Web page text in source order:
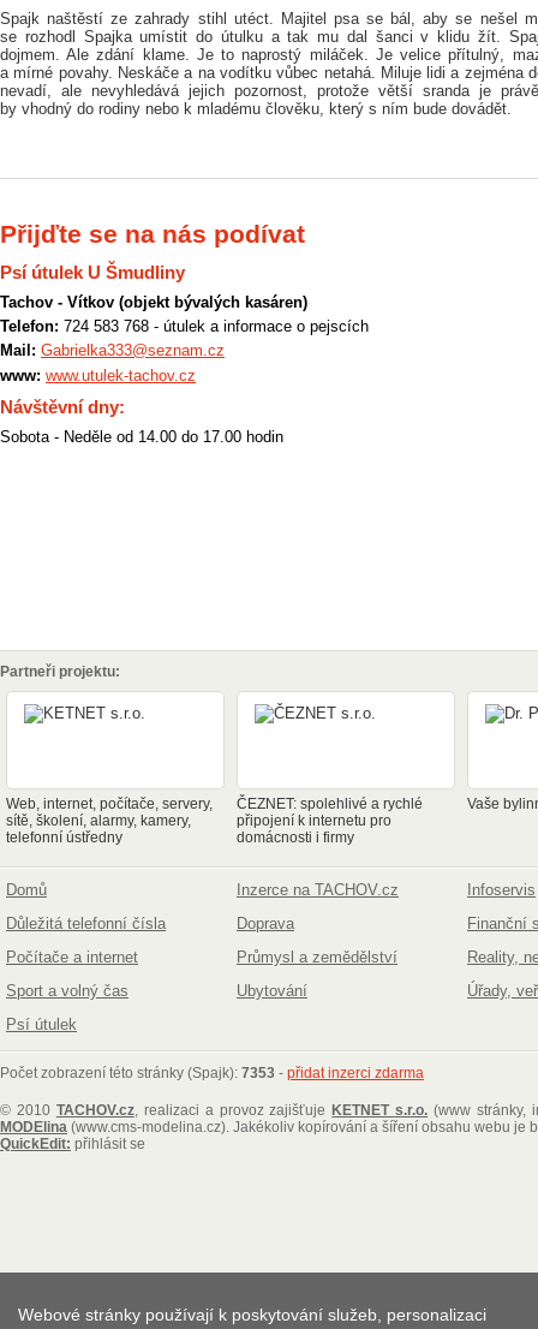
Spajk naštěstí ze zahrady stihl utéct. Majitel psa se bál, aby se nešel
se rozhodl Spajka umístit do útulku a tak mu dal šanci v klidu žít.
dojmem. Ale zdání klame. Je to naprostý miláček. Je velice přítulný,
a mírné povahy. Neskáče a na vodítku vůbec netahá. Miluje lidi a zejména
nevadí, ale nevyhledává jejich pozornost, protože větší sranda je
by vhodný do rodiny nebo k mladému člověku, který s ním bude dovádět.
Přijďte se na nás podívat
Psí útulek U Šmudliny
Tachov - Vítkov (objekt bývalých kasáren)
Telefon: 724 583 768 - útulek a informace o pejscích
Mail: Gabrielka333@seznam.cz
www: www.utulek-tachov.cz
Návštěvní dny:
Sobota - Neděle od 14.00 do 17.00 hodin
Partneři projektu:
Web, internet, počítače, servery,
sítě, školení, alarmy, kamery,
telefonní ústředny
ČEZNET: spolehlivé a rychlé
připojení k internetu pro
domácnosti i firmy
Vaše
Domů Inzerce na TACHOV.cz
Infoservis
Důležitá telefonní čísla
Doprava
Finanční
Počítače a internet
Průmysl a zemědělství
Reality,
Sport a volný čas
Ubytování
Úřady,
Psí útulek
Počet zobrazení této stránky (Spajk): 7353 - přidat inzerci zdarma
© 2010 TACHOV.cz, realizaci a provoz zajišťujeKETNET s.r.o. (www stránky,
MODElina (www.cms-modelina.cz) . Jakékoliv kopírování a šíření obsahu webu je
QuickEdit: přihlásit se
Webové stránky používají k poskytování služeb, personalizaci